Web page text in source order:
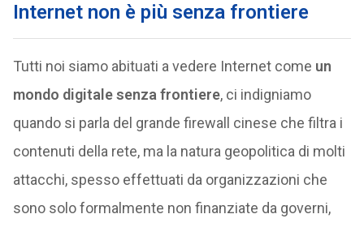
Internet non è più senza frontiere
Tutti noi siamo abituati a vedere Internet come un
mondo digitale senza frontiere, ci indigniamo
quando si parla del grande firewall cinese che filtra i
contenuti della rete, ma la natura geopolitica di molti
attacchi, spesso effettuati da organizzazioni che
sono solo formalmente non finanziate da governi,